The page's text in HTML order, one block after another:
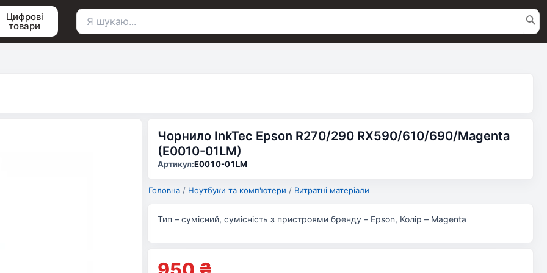
Цифрові
товари
Пошук
Чорнило InkTec Epson R270/290 RX590/610/690/Magenta
(E0010-01LM)
Артикул:E0010-01LM
Головна / Ноутбуки та комп'ютери / Витратні матеріали
Тип – сумісний, сумісність з пристроями бренду – Epson, Колір – Magenta